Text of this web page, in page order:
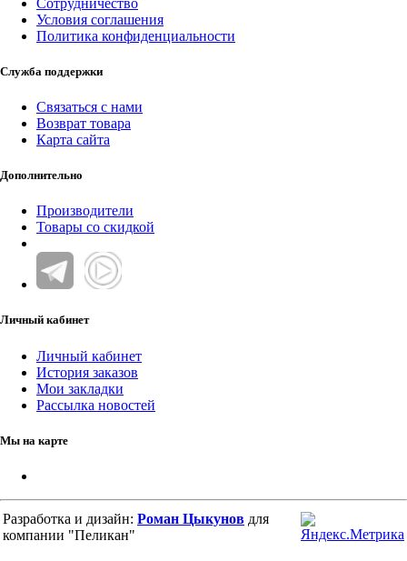
Условия соглашения
Политика конфиденциальности
Служба поддержки
Связаться с нами
Возврат товара
Карта сайта
Дополнительно
Производители
Товары со скидкой
Личный кабинет
Личный кабинет
История заказов
Мои закладки
Рассылка новостей
Мы на карте
Разработка и дизайн: Роман Цыкунов для
компании "Пеликан"